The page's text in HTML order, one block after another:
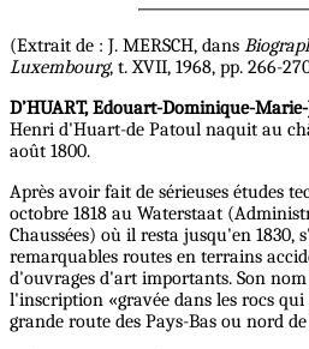
(Extrait de : J. MERSCH, dans
Luxembourg, t. XVII, 1968, pp. 266-
D’HUART, Edouart-Dominique-Marie-
Henri d'Huart-de Patoul naquit au
août 1800.
Après avoir fait de sérieuses études
octobre 1818 au Waterstaat
Chaussées) où il resta jusqu'en 1830,
remarquables routes en terrains
d'ouvrages d'art importants. Son
l'inscription «gravée dans les rocs
grande route des Pays-Bas ou nord